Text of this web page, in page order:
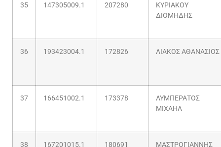
35 147305009.1 207280
ΚΥΡΙΑΚΟΥ
ΔΙΟΜΗΔΗΣ
36 193423004.1 172826 ΛΙΑΚΟΣ ΑΘΑΝΑΣΙΟΣ
37 166451002.1 173378
ΛΥΜΠΕΡΑΤΟΣ
ΜΙΧΑΗΛ
38 167201015.1 180691
ΜΑΣΤΡΟΓΙΑΝΝΗΣ